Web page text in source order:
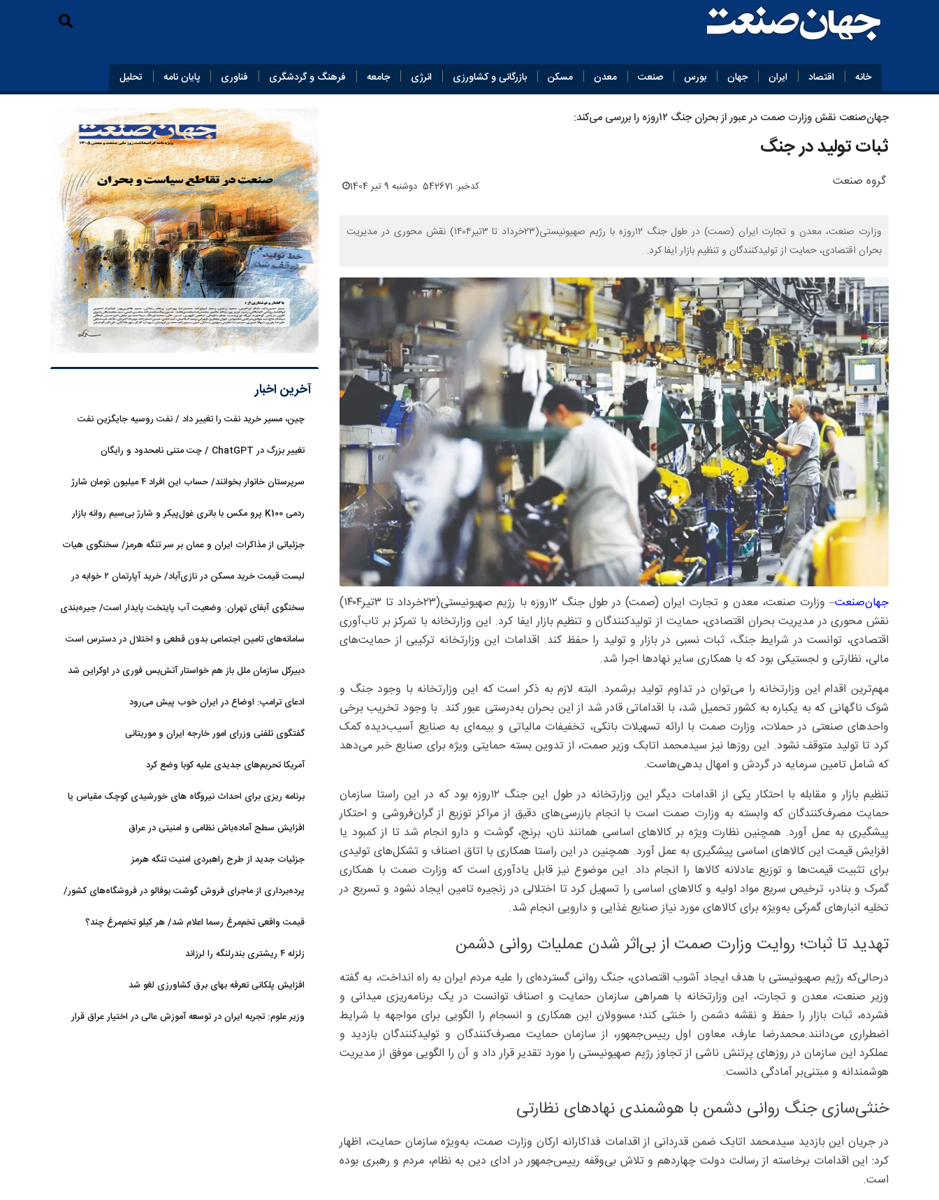
خانه اقتصاد ایران جهان بورس صنعت معدن مسکن بازرگانی و کشاورزی انرژی جامعه فرهنگ و گردشگری فناوری پایان‌ نامه تحلیل
جهان‌صنعت نقش وزارت صمت در عبور از بحران جنگ ۱۲روزه را بررسی می‌کند:
ثبات تولید در جنگ
گروه صنعت کدخبر: 542671 دوشنبه 9 تیر 1404
وزارت صنعت، معدن و تجارت ایران (صمت) در طول جنگ ۱۲‌روزه با رژیم صهیونیستی(۲۳خرداد تا ۳تیر۱۴۰۴) نقش محوری در مدیریت
بحران اقتصادی، حمایت از تولیدکنندگان و تنظیم بازار ایفا کرد.
جهان‌صنعت
– وزارت صنعت، معدن و تجارت ایران (صمت) در طول جنگ ۱۲‌روزه با رژیم صهیونیستی(۲۳خرداد تا ۳تیر۱۴۰۴)
نقش محوری در مدیریت بحران اقتصادی، حمایت از تولیدکنندگان و تنظیم بازار ایفا کرد. این وزارتخانه با تمرکز بر تاب‌آوری
اقتصادی، توانست در شرایط جنگ، ثبات نسبی در بازار و تولید را حفظ کند. اقدامات این وزارتخانه ترکیبی از حمایت‌های
مالی، نظارتی و لجستیکی بود که با همکاری سایر نهادها اجرا شد.
مهم‌ترین اقدام این وزارتخانه را می‌توان در تداوم تولید برشمرد. البته لازم به ذکر است که این وزارتخانه با وجود جنگ و
شوک ناگهانی که به یکباره به کشور تحمیل شد، با اقداماتی قادر شد از این بحران به‌درستی عبور کند. با وجود تخریب برخی
واحدهای صنعتی در حملات، وزارت صمت با ارائه تسهیلات بانکی، تخفیفات مالیاتی و بیمه‌ای به صنایع آسیب‌دیده کمک
کرد تا تولید متوقف نشود. این روزها نیز سیدمحمد اتابک وزیر صمت، از تدوین بسته حمایتی ویژه برای صنایع خبر می‌دهد
که شامل تامین سرمایه در گردش و امهال بدهی‌هاست.
تنظیم بازار و مقابله با احتکار یکی از اقدامات دیگر این وزارتخانه در طول این جنگ ۱۲‌روزه بود که در این راستا سازمان
حمایت مصرف‌کنندگان که وابسته به وزارت صمت است با انجام بازرسی‌های دقیق از مراکز توزیع از گران‌فروشی و احتکار
پیشگیری به عمل آورد. همچنین نظارت ویژه بر کالاهای اساسی همانند نان، برنج، گوشت و دارو انجام شد تا از کمبود یا
افزایش قیمت این کالاهای اساسی پیشگیری به عمل آورد. همچنین در این راستا همکاری با اتاق اصناف و تشکل‌های تولیدی
برای تثبیت قیمت‌ها و توزیع عادلانه کالاها را انجام داد. این موضوع نیز قابل یادآوری است که وزارت صمت با همکاری
گمرک و بنادر، ترخیص سریع مواد اولیه و کالاهای اساسی را تسهیل کرد تا اختلالی در زنجیره تامین ایجاد نشود و تسریع در
تخلیه انبارهای گمرکی به‌‌ویژه برای کالاهای مورد نیاز صنایع غذایی و دارویی انجام شد.
تهدید تا ثبات؛ روایت وزارت صمت از بی‌اثر شدن عملیات روانی دشمن
درحالی‌‌که رژیم صهیونیستی با هدف ایجاد آشوب اقتصادی، جنگ روانی گسترده‌ای را علیه مردم ایران به راه انداخت، به گفته
وزیر صنعت، معدن و تجارت، این وزارتخانه با همراهی سازمان حمایت و اصناف توانست در یک برنامه‌ریزی میدانی و
فشرده، ثبات بازار را حفظ و نقشه دشمن را خنثی کند؛ مسوولان این همکاری و انسجام را الگویی برای مواجهه با شرایط
اضطراری می‌دانند.محمدرضا عارف، معاون اول رییس‌جمهور، از سازمان حمایت مصرف‌کنندگان و تولیدکنندگان بازدید و
عملکرد این سازمان در روزهای پرتنش ناشی از تجاوز رژیم صهیونیستی را مورد تقدیر قرار داد و آن را الگویی موفق از مدیریت
هوشمندانه و مبتنی‌بر آمادگی دانست.
خنثی‌سازی جنگ روانی دشمن با هوشمندی نهادهای نظارتی
در جریان این بازدید سیدمحمد اتابک ضمن قدردانی از اقدامات فداکارانه ارکان وزارت صمت، به‌‌ویژه سازمان حمایت، اظهار
کرد: این اقدامات برخاسته از رسالت دولت چهاردهم و تلاش بی‌وقفه رییس‌جمهور در ادای دین به نظام، مردم و رهبری بوده
است.
آخرین اخبار
چین، مسیر خرید نفت را تغییر داد / نفت روسیه جایگزین نفت
تغییر بزرگ در ChatGPT / چت متنی نامحدود و رایگان
سرپرستان خانوار بخوانند/ حساب این افراد ۴ میلیون تومان شارژ
ردمی K100 پرو مکس با باتری غول‌پیکر و شارژ بی‌سیم روانه بازار
جزئیاتی از مذاکرات ایران و عمان بر سر تنگه هرمز/ سخنگوی هیات
لیست قیمت خرید مسکن در نازی‌آباد/ خرید آپارتمان ۲ خوابه در
سخنگوی آبفای تهران: وضعیت آب پایتخت پایدار است/ جیره‌بندی
سامانه‌های تامین اجتماعی بدون قطعی و اختلال در دسترس است
دبیرکل سازمان ملل باز هم خواستار آتش‌بس فوری در اوکراین شد
ادعای ترامپ: اوضاع در ایران خوب پیش می‌رود
گفتگوی تلفنی وزرای امور خارجه ایران و موریتانی
آمریکا تحریم‌های جدیدی علیه کوبا وضع کرد
برنامه ریزی برای احداث نیروگاه های خورشیدی کوچک مقیاس یا
افزایش سطح آماده‌باش نظامی و امنیتی در عراق
جزئیات جدید از طرح راهبردی امنیت تنگه هرمز
پرده‌برداری از ماجرای فروش گوشت بوفالو در فروشگاه‌های کشور/
قیمت واقعی تخم‌مرغ رسما اعلام شد/ هر کیلو تخم‌مرغ چند؟
زلزله ۴ ریشتری بندرلنگه را لرزاند
افزایش پلکانی تعرفه بهای برق کشاورزی لغو شد
وزیر علوم: تجربه ایران در توسعه آموزش عالی در اختیار عراق قرار